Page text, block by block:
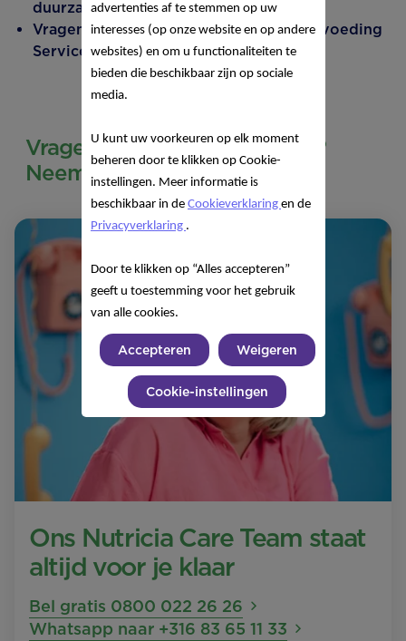
duurzame landbouw.
Vragen? Bel 24/7 onze Nutricia Kindervoeding
Service: 0800 022 26 26.
Vragen over onze producten?
Neem contact met ons op!
Ons Nutricia Care Team staat
altijd voor je klaar
Bel gratis 0800 022 26 26
Whatsapp naar +316 83 65 11 33
advertenties af te stemmen op uw
interesses (op onze website en op andere
websites) en om u functionaliteiten te
bieden die beschikbaar zijn op sociale
media.
U kunt uw voorkeuren op elk moment
beheren door te klikken op Cookie-
instellingen. Meer informatie is
beschikbaar in de Cookieverklaring en de
Privacyverklaring .
Door te klikken op “Alles accepteren”
geeft u toestemming voor het gebruik
van alle cookies.
Accepteren Weigeren
Cookie-instellingen